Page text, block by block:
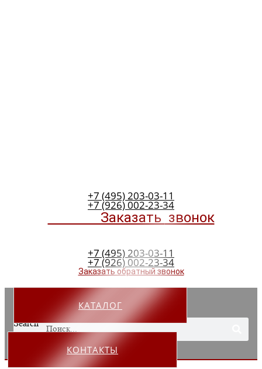
+7 (495) 203-03-11
+7 (926) 002-23-34
Заказать звонок
+7 (495) 203-03-11
+7 (926) 002-23-34
Заказать обратный звонок
КАТАЛОГ
Search
КОНТАКТЫ